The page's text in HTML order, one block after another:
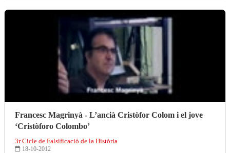
Francesc Magrinyà - L’ancià Cristòfor Colom i el jove
‘Cristòforo Colombo’
3r Cicle de Falsificació de la Història
18-10-2012